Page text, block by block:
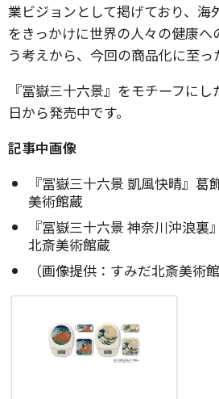
業ビジョンとして掲げており、海
をきっかけに世界の人々の健康
う考えから、今回の商品化に至っ
『冨嶽三十六景』をモチーフに
日から発売中です。
記事中画像
『冨嶽三十六景 凱風快晴』葛
美術館蔵
『冨嶽三十六景 神奈川沖浪裏
北斎美術館蔵
（画像提供：すみだ北斎美術